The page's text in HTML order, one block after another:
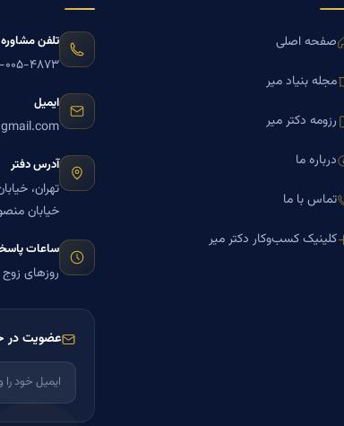
صفحه اصلی
مجله بنیاد میر
رزومه دکتر میر
درباره ما
تماس با ما
کلینیک کسب‌وکار دکتر میر
تلفن مشاوره
۰۹۱۲-۰۰۵-
ایمیل
آدرس دفتر
تهران،
خیابان منصور،
ساعات
روزهای زوج
عضویت در